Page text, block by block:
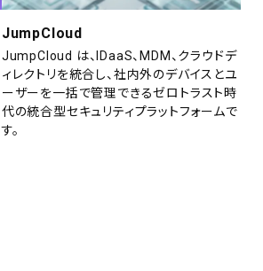
JumpCloud
JumpCloud は、IDaaS、MDM、クラウドデ
ィレクトリを統合し、社内外のデバイスとユ
ーザーを一括で管理できるゼロトラスト時
代の統合型セキュリティプラットフォームで
す。